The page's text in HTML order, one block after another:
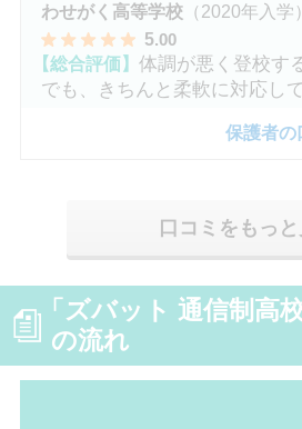
わせがく高等学校 （2020年入学）
5.00
【総合評価】体調が悪く登校す
でも、きちんと柔軟に対応し
保護者の
口コミをもっ
「ズバット 通信制高
の流れ